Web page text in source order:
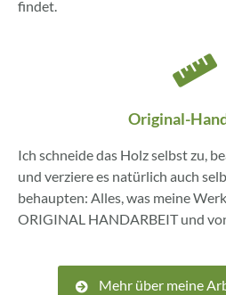
findet.
Original-
Ich schneide das Holz selbst zu,
und verziere es natürlich auch
behaupten: Alles, was meine
ORIGINAL HANDARBEIT und
Mehr über meine